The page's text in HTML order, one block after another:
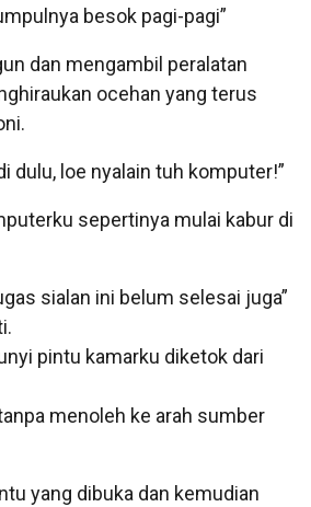
besok pagi-pagi”
dan mengambil peralatan
ocehan yang terus
dulu, loe nyalain tuh komputer!”
sepertinya mulai kabur di
sialan ini belum selesai juga”
pintu kamarku diketok dari
menoleh ke arah sumber
yang dibuka dan kemudian